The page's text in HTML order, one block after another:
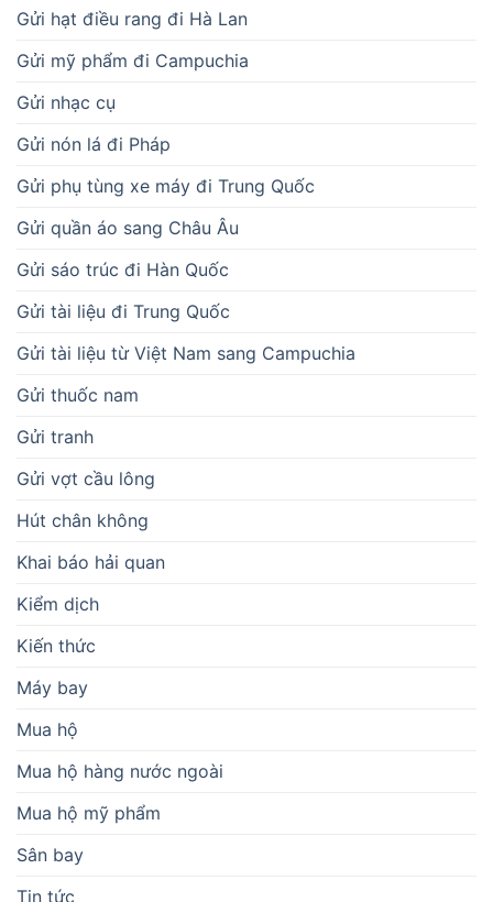
Gửi hạt điều rang đi Hà Lan
Gửi mỹ phẩm đi Campuchia
Gửi nhạc cụ
Gửi nón lá đi Pháp
Gửi phụ tùng xe máy đi Trung Quốc
Gửi quần áo sang Châu Âu
Gửi sáo trúc đi Hàn Quốc
Gửi tài liệu đi Trung Quốc
Gửi tài liệu từ Việt Nam sang Campuchia
Gửi thuốc nam
Gửi tranh
Gửi vợt cầu lông
Hút chân không
Khai báo hải quan
Kiểm dịch
Kiến thức
Máy bay
Mua hộ
Mua hộ hàng nước ngoài
Mua hộ mỹ phẩm
Sân bay
Tin tức